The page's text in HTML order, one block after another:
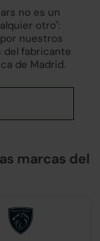
no es un
otro":
nuestros
del fabricante
de Madrid.
marcas del